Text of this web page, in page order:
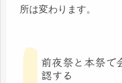
所は変わります。
前夜祭と本祭で
認する